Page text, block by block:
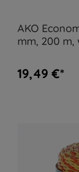
AKO
mm, 200 m,
19,49 €*